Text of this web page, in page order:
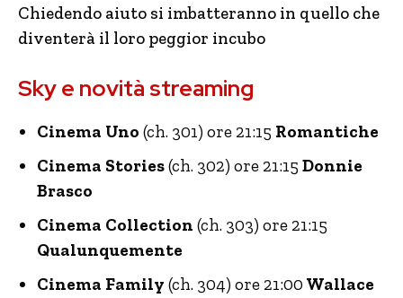
Chiedendo aiuto si imbatteranno in quello che
diventerà il loro peggior incubo
Sky e novità streaming
Cinema Uno (ch. 301) ore 21:15 Romantiche
Cinema Stories(ch. 302) ore 21:15 Donnie
Brasco
Cinema Collection (ch. 303) ore 21:15
Qualunquemente
Cinema Family (ch. 304) ore 21:00 Wallace